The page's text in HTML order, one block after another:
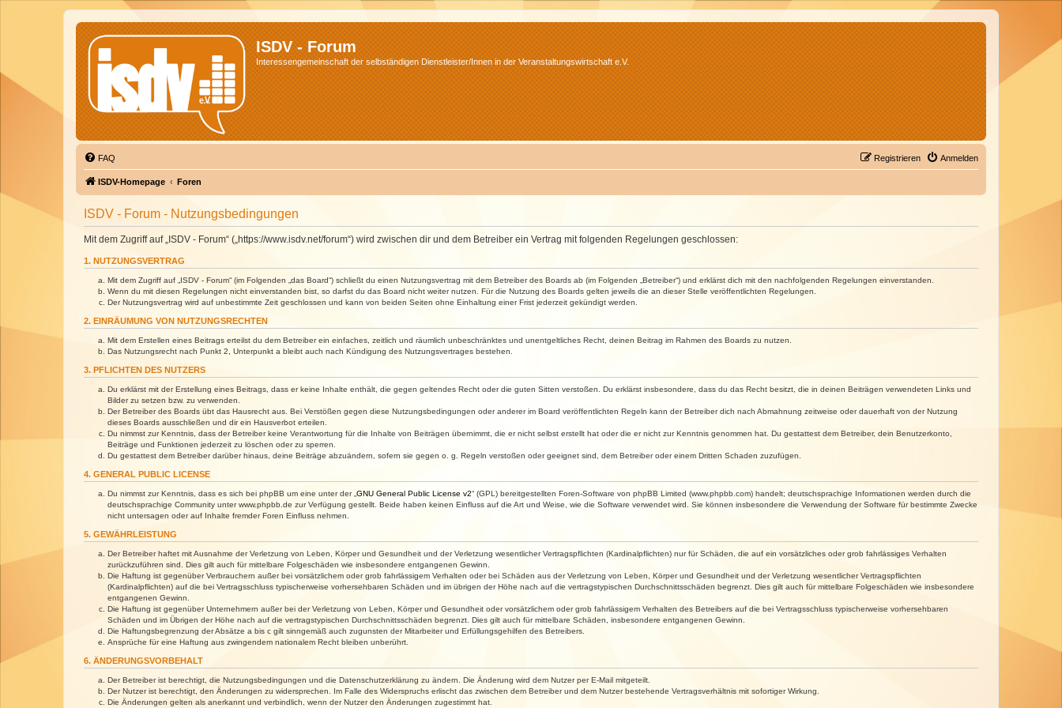
ISDV - Forum
Interessengemeinschaft der selbständigen Dienstleister/Innen in der Veranstaltungswirtschaft e.V.
FAQ Anmelden
Registrieren
ISDV-Homepage Foren
ISDV - Forum - Nutzungsbedingungen
Mit dem Zugriff auf „ISDV - Forum“ („https://www.isdv.net/forum“) wird zwischen dir und dem Betreiber ein Vertrag mit folgenden Regelungen geschlossen:
1. NUTZUNGSVERTRAG
Mit dem Zugriff auf „ISDV - Forum“ (im Folgenden „das Board“) schließt du einen Nutzungsvertrag mit dem Betreiber des Boards ab (im Folgenden „Betreiber“) und erklärst dich mit den nachfolgenden Regelungen einverstanden.
Wenn du mit diesen Regelungen nicht einverstanden bist, so darfst du das Board nicht weiter nutzen. Für die Nutzung des Boards gelten jeweils die an dieser Stelle veröffentlichten Regelungen.
Der Nutzungsvertrag wird auf unbestimmte Zeit geschlossen und kann von beiden Seiten ohne Einhaltung einer Frist jederzeit gekündigt werden.
2. EINRÄUMUNG VON NUTZUNGSRECHTEN
Mit dem Erstellen eines Beitrags erteilst du dem Betreiber ein einfaches, zeitlich und räumlich unbeschränktes und unentgeltliches Recht, deinen Beitrag im Rahmen des Boards zu nutzen.
Das Nutzungsrecht nach Punkt 2, Unterpunkt a bleibt auch nach Kündigung des Nutzungsvertrages bestehen.
3. PFLICHTEN DES NUTZERS
Du erklärst mit der Erstellung eines Beitrags, dass er keine Inhalte enthält, die gegen geltendes Recht oder die guten Sitten verstoßen. Du erklärst insbesondere, dass du das Recht besitzt, die in deinen Beiträgen verwendeten Links und
Bilder zu setzen bzw. zu verwenden.
Der Betreiber des Boards übt das Hausrecht aus. Bei Verstößen gegen diese Nutzungsbedingungen oder anderer im Board veröffentlichten Regeln kann der Betreiber dich nach Abmahnung zeitweise oder dauerhaft von der Nutzung
dieses Boards ausschließen und dir ein Hausverbot erteilen.
Du nimmst zur Kenntnis, dass der Betreiber keine Verantwortung für die Inhalte von Beiträgen übernimmt, die er nicht selbst erstellt hat oder die er nicht zur Kenntnis genommen hat. Du gestattest dem Betreiber, dein Benutzerkonto,
Beiträge und Funktionen jederzeit zu löschen oder zu sperren.
Du gestattest dem Betreiber darüber hinaus, deine Beiträge abzuändern, sofern sie gegen o. g. Regeln verstoßen oder geeignet sind, dem Betreiber oder einem Dritten Schaden zuzufügen.
4. GENERAL PUBLIC LICENSE
Du nimmst zur Kenntnis, dass es sich bei phpBB um eine unter der „ GNU General Public License v2“ (GPL) bereitgestellten Foren-Software von phpBB Limited (www.phpbb.com) handelt; deutschsprachige Informationen werden durch die
deutschsprachige Community unter www.phpbb.de zur Verfügung gestellt. Beide haben keinen Einfluss auf die Art und Weise, wie die Software verwendet wird. Sie können insbesondere die Verwendung der Software für bestimmte Zwecke
nicht untersagen oder auf Inhalte fremder Foren Einfluss nehmen.
5. GEWÄHRLEISTUNG
Der Betreiber haftet mit Ausnahme der Verletzung von Leben, Körper und Gesundheit und der Verletzung wesentlicher Vertragspflichten (Kardinalpflichten) nur für Schäden, die auf ein vorsätzliches oder grob fahrlässiges Verhalten
zurückzuführen sind. Dies gilt auch für mittelbare Folgeschäden wie insbesondere entgangenen Gewinn.
Die Haftung ist gegenüber Verbrauchern außer bei vorsätzlichem oder grob fahrlässigem Verhalten oder bei Schäden aus der Verletzung von Leben, Körper und Gesundheit und der Verletzung wesentlicher Vertragspflichten
(Kardinalpflichten) auf die bei Vertragsschluss typischerweise vorhersehbaren Schäden und im übrigen der Höhe nach auf die vertragstypischen Durchschnittsschäden begrenzt. Dies gilt auch für mittelbare Folgeschäden wie insbesondere
entgangenen Gewinn.
Die Haftung ist gegenüber Unternehmern außer bei der Verletzung von Leben, Körper und Gesundheit oder vorsätzlichem oder grob fahrlässigem Verhalten des Betreibers auf die bei Vertragsschluss typischerweise vorhersehbaren
Schäden und im Übrigen der Höhe nach auf die vertragstypischen Durchschnittsschäden begrenzt. Dies gilt auch für mittelbare Schäden, insbesondere entgangenen Gewinn.
Die Haftungsbegrenzung der Absätze a bis c gilt sinngemäß auch zugunsten der Mitarbeiter und Erfüllungsgehilfen des Betreibers.
Ansprüche für eine Haftung aus zwingendem nationalem Recht bleiben unberührt.
6. ÄNDERUNGSVORBEHALT
Der Betreiber ist berechtigt, die Nutzungsbedingungen und die Datenschutzerklärung zu ändern. Die Änderung wird dem Nutzer per E-Mail mitgeteilt.
Der Nutzer ist berechtigt, den Änderungen zu widersprechen. Im Falle des Widerspruchs erlischt das zwischen dem Betreiber und dem Nutzer bestehende Vertragsverhältnis mit sofortiger Wirkung.
Die Änderungen gelten als anerkannt und verbindlich, wenn der Nutzer den Änderungen zugestimmt hat.